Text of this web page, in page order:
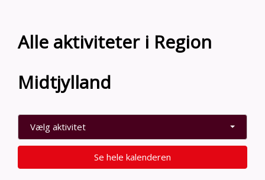
Alle aktiviteter i Region
Midtjylland
Vælg aktivitet
Se hele kalenderen